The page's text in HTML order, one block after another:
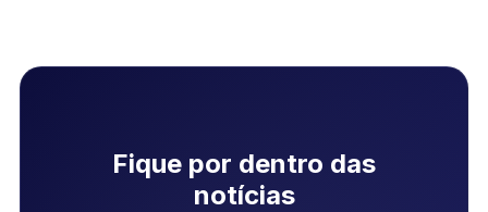
Fique por dentro das
notícias